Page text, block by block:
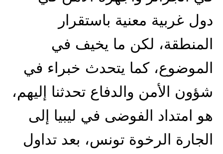
دول غربية معنية باستقرار
المنطقة، لكن ما يخيف في
الموضوع، كما يتحدث خبراء في
شؤون الأمن والدفاع تحدثنا إليهم،
هو امتداد الفوضى في ليبيا إلى
الجارة الرخوة تونس، بعد تداول